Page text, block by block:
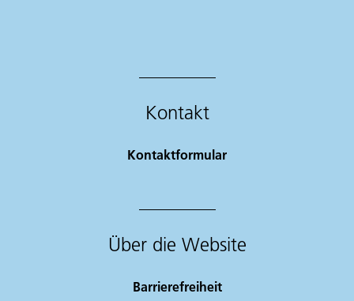
Kontakt
Kontaktformular
Über die Website
Barrierefreiheit